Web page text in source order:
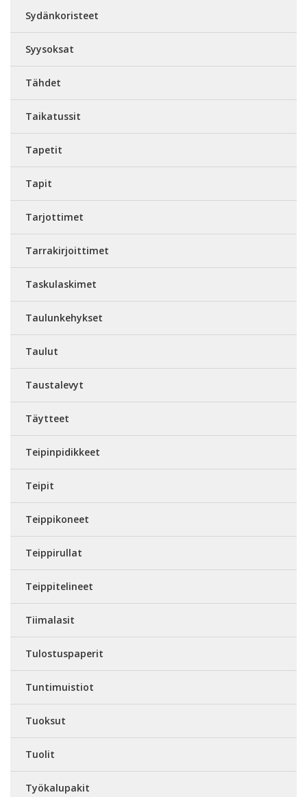
Sydänkoristeet
Syysoksat
Tähdet
Taikatussit
Tapetit
Tapit
Tarjottimet
Tarrakirjoittimet
Taskulaskimet
Taulunkehykset
Taulut
Taustalevyt
Täytteet
Teipinpidikkeet
Teipit
Teippikoneet
Teippirullat
Teippitelineet
Tiimalasit
Tulostuspaperit
Tuntimuistiot
Tuoksut
Tuolit
Työkalupakit